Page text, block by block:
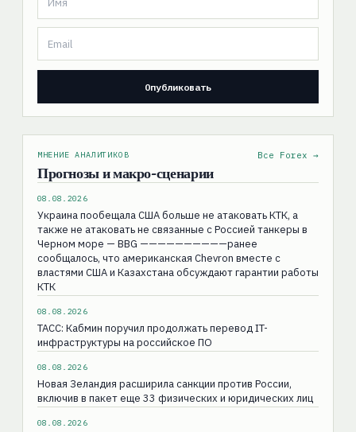
МНЕНИЕ АНАЛИТИКОВ
Прогнозы и макро-сценарии
Все Forex →
08.08.2026
Украина пообещала США больше не атаковать КТК, а
также не атаковать не связанные с Россией танкеры в
Черном море — BBG ——————————ранее
сообщалось, что американская Chevron вместе с
властями США и Казахстана обсуждают гарантии работы
КТК
08.08.2026
ТАСС: Кабмин поручил продолжать перевод IT-
инфраструктуры на российское ПО
08.08.2026
Новая Зеландия расширила санкции против России,
включив в пакет еще 33 физических и юридических лиц
08.08.2026